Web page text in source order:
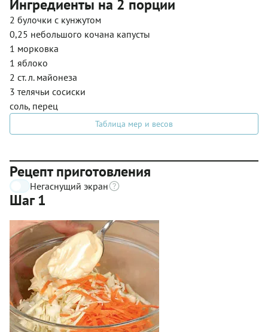
Ингредиенты на 2 порции
2 булочки с кунжутом
0,25 небольшого кочана капусты
1 морковка
1 яблоко
2 ст. л. майонеза
3 телячьи сосиски
соль, перец
Таблица мер и весов
Рецепт приготовления
Негаснущий экран
Шаг 1